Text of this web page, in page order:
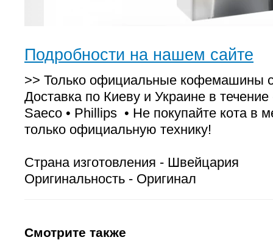
Подробности на нашем сайте
>> Только официальные кофемашины с
Доставка по Киеву и Украине в течение
Saeco • Phillips • Не покупайте кота в
только официальную технику!
Страна изготовления - Швейцария
Оригинальность - Оригинал
Смотрите также